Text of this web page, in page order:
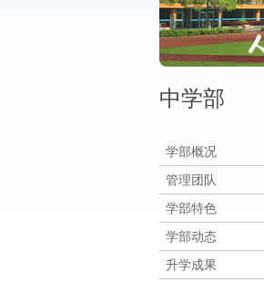
中学部
学部概况
管理团队
学部特色
学部动态
升学成果